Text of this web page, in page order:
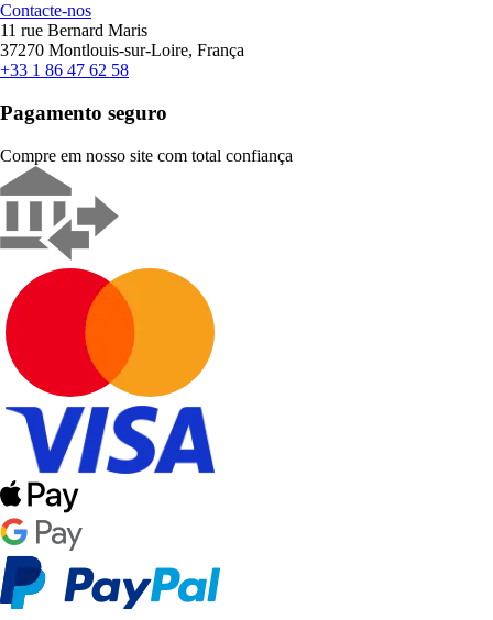
Contacte-nos
11 rue Bernard Maris
37270 Montlouis-sur-Loire, França
+33 1 86 47 62 58
Pagamento seguro
Compre em nosso site com total confiança